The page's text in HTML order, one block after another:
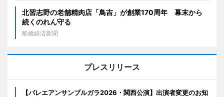
北習志野の老舗精肉店「鳥吉」が創業170周年 幕末から
続くのれん守る
船橋経済新聞
プレスリリース
【バレエアンサンブルガラ2026・関西公演】出演者変更のお知